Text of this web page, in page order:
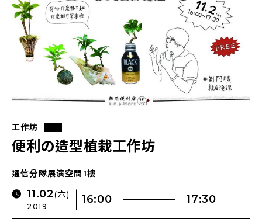
工作坊
便利の造型植栽工作坊
通信分隊展演空間1樓
11.02(六)
2019 .
16:00 17:30